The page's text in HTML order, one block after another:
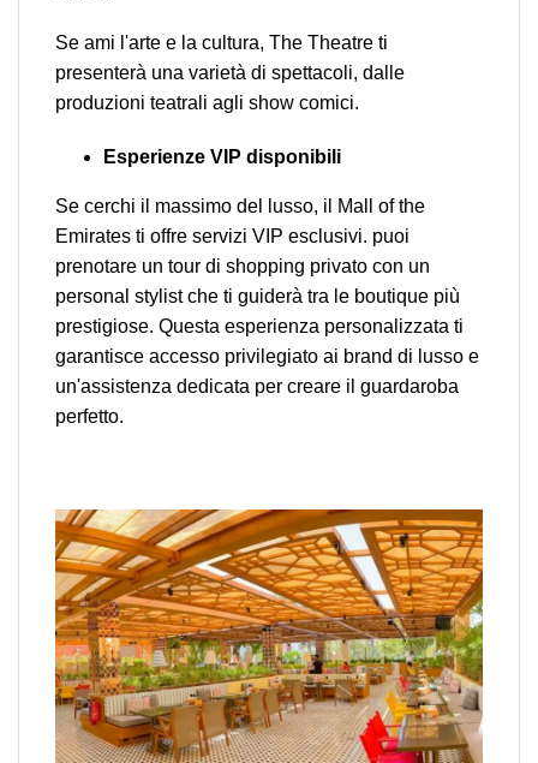
Se ami l'arte e la cultura, The Theatre ti
presenterà una varietà di spettacoli, dalle
produzioni teatrali agli show comici.
Esperienze VIP disponibili
Se cerchi il massimo del lusso, il Mall of the
Emirates ti offre servizi VIP esclusivi. puoi
prenotare un tour di shopping privato con un
personal stylist che ti guiderà tra le boutique più
prestigiose. Questa esperienza personalizzata ti
garantisce accesso privilegiato ai brand di lusso e
un'assistenza dedicata per creare il guardaroba
perfetto.